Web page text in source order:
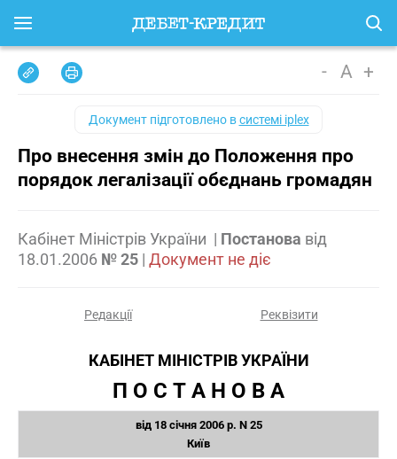
- A +
Документ підготовлено всистемі iplex
Про внесення змін до Положення про
порядок легалізації обєднань громадян
Кабінет Міністрів України | Постанова від
18.01.2006 № 25 | Документ не діє
Редакції Реквізити
КАБІНЕТ МІНІСТРІВ УКРАЇНИ
П О С Т А Н О В А
від 18 січня 2006 р. N 25
Київ